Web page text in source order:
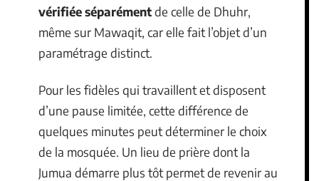
vérifiée séparémentde celle de Dhuhr,
même sur Mawaqit, car elle fait l’objet d’un
paramétrage distinct.
Pour les fidèles qui travaillent et disposent
d’une pause limitée, cette différence de
quelques minutes peut déterminer le choix
de la mosquée. Un lieu de prière dont la
Jumua démarre plus tôt permet de revenir au